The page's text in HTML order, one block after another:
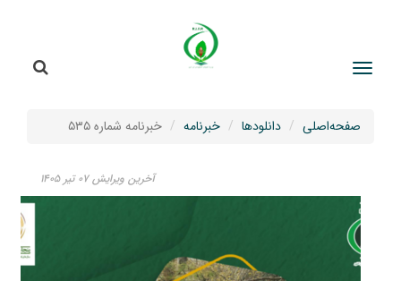
صفحه‌اصلی دانلودها خبرنامه خبرنامه شماره ۵۳۵
آخرین ویرایش ۰۷ تیر ۱۴۰۵